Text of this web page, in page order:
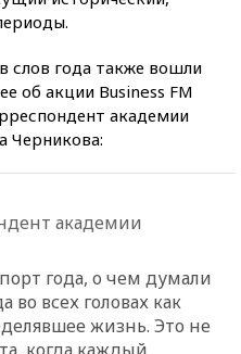
слов года также вошли
об акции Business FM
академии
Черникова:
академии
года, о чем думали
всех головах как
жизнь. Это не